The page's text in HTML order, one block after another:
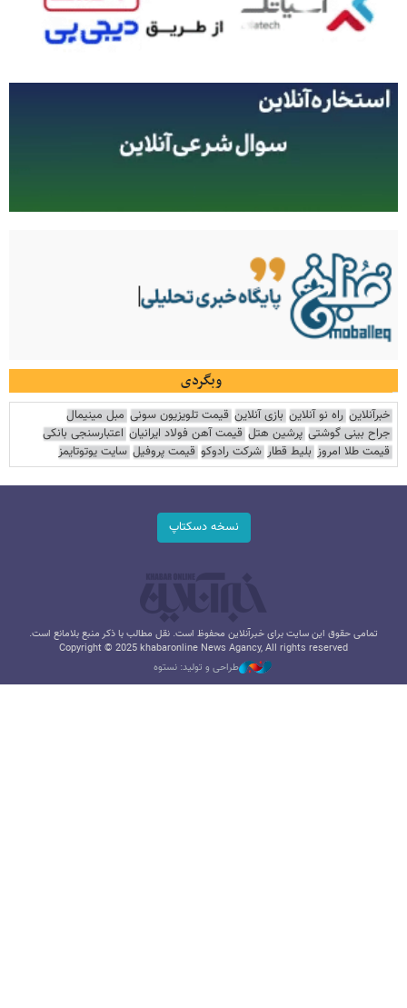
وبگردی
خبرآنلاین راه نو آنلاین بازی آنلاین قیمت تلویزیون سونی مبل مینیمال
جراح بینی گوشتی پرشین هتل قیمت آهن فولاد ایرانیان اعتبارسنجی بانکی
قیمت طلا امروز بلیط قطار شرکت رادوکو قیمت پروفیل سایت یوتوتایمز
نسخه دسکتاپ
تمامی حقوق این سایت برای خبرآنلاین محفوظ است. نقل مطالب با ذکر منبع بلامانع است.
Copyright © 2025 khabaronline News Agancy, All rights reserved
طراحی و تولید: نستوه